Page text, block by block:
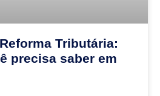
Tributária:
precisa saber em